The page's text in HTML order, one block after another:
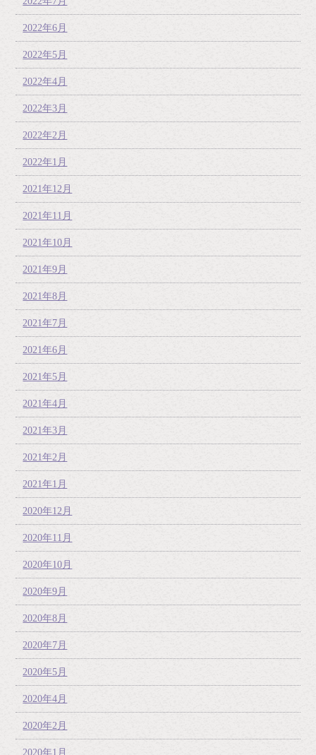
2022年6月
2022年5月
2022年4月
2022年3月
2022年2月
2022年1月
2021年12月
2021年11月
2021年10月
2021年9月
2021年8月
2021年7月
2021年6月
2021年5月
2021年4月
2021年3月
2021年2月
2021年1月
2020年12月
2020年11月
2020年10月
2020年9月
2020年8月
2020年7月
2020年5月
2020年4月
2020年2月
2020年1月